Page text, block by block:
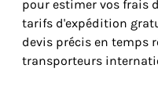
pour estimer vos frais
tarifs d'expédition
devis précis en temps
transporteurs